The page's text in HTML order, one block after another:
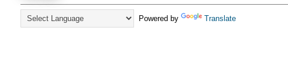
Powered by Translate